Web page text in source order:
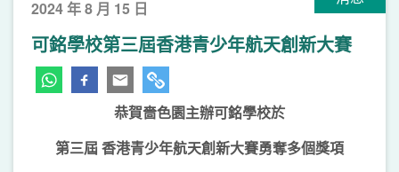
2024 年 8 月 15 日
可銘學校第三屆香港青少年航天創新大賽
恭賀嗇色園主辦可銘學校於
第三屆 香港青少年航天創新大賽勇奪多個獎項